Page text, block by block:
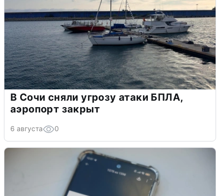
В Сочи сняли угрозу атаки БПЛА,
аэропорт закрыт
6 августа 0